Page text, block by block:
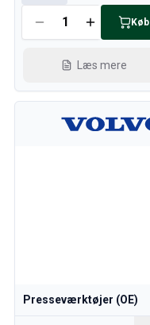
Køb
Læs mere
Presseværktøjer (OE)